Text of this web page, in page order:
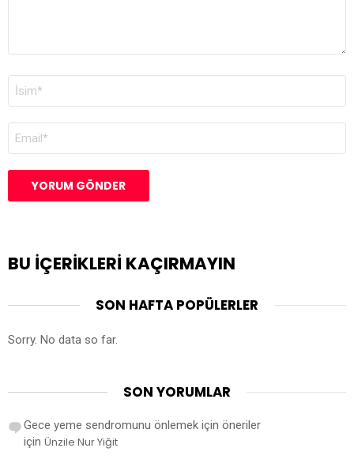
İSIM
POSTA
BU IÇERIKLERI KAÇIRMAYIN
SON HAFTA POPÜLERLER
Sorry. No data so far.
SON YORUMLAR
Gece yeme sendromunu önlemek için öneriler
için Ünzile Nur Yiğit